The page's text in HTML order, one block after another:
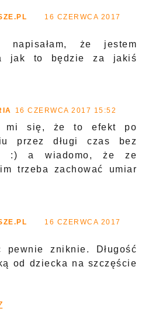
16 CZERWCA 2017
napisałam, że jestem
jak to będzie za jakiś
16 CZERWCA 2017 15:52
mi się, że to efekt po
przez długi czas bez
:) a wiadomo, że ze
trzeba zachować umiar
16 CZERWCA 2017
pewnie zniknie. Długość
od dziecka na szczęście